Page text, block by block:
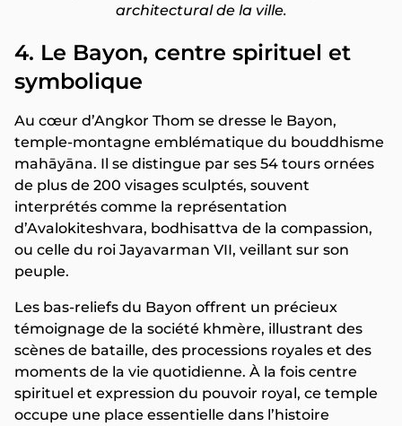
architectural de la ville.
4. Le Bayon, centre spirituel et
symbolique
Au cœur d’Angkor Thom se dresse le Bayon,
temple-montagne emblématique du bouddhisme
mahāyāna. Il se distingue par ses 54 tours ornées
de plus de 200 visages sculptés, souvent
interprétés comme la représentation
d’Avalokiteshvara, bodhisattva de la compassion,
ou celle du roi Jayavarman VII, veillant sur son
peuple.
Les bas-reliefs du Bayon offrent un précieux
témoignage de la société khmère, illustrant des
scènes de bataille, des processions royales et des
moments de la vie quotidienne. À la fois centre
spirituel et expression du pouvoir royal, ce temple
occupe une place essentielle dans l’histoire